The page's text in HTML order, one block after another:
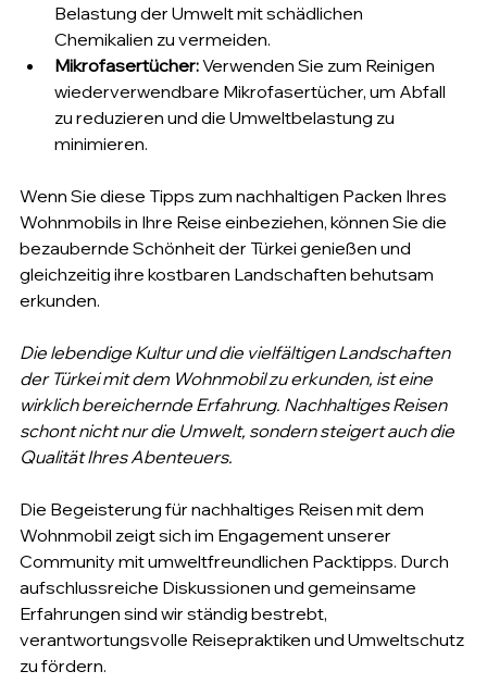
Belastung der Umwelt mit schädlichen
Chemikalien zu vermeiden.
Mikrofasertücher: Verwenden Sie zum Reinigen
wiederverwendbare Mikrofasertücher, um Abfall
zu reduzieren und die Umweltbelastung zu
minimieren.
Wenn Sie diese Tipps zum nachhaltigen Packen Ihres
Wohnmobils in Ihre Reise einbeziehen, können Sie die
bezaubernde Schönheit der Türkei genießen und
gleichzeitig ihre kostbaren Landschaften behutsam
erkunden.
Die lebendige Kultur und die vielfältigen Landschaften
der Türkei mit dem Wohnmobil zu erkunden, ist eine
wirklich bereichernde Erfahrung. Nachhaltiges Reisen
schont nicht nur die Umwelt, sondern steigert auch die
Qualität Ihres Abenteuers.
Die Begeisterung für nachhaltiges Reisen mit dem
Wohnmobil zeigt sich im Engagement unserer
Community mit umweltfreundlichen Packtipps. Durch
aufschlussreiche Diskussionen und gemeinsame
Erfahrungen sind wir ständig bestrebt,
verantwortungsvolle Reisepraktiken und Umweltschutz
zu fördern.